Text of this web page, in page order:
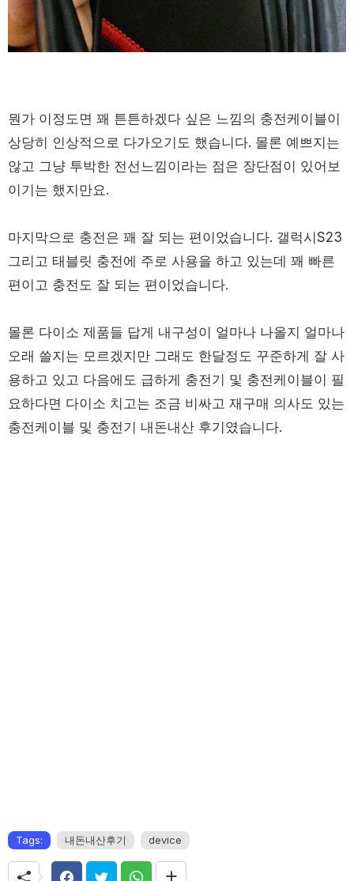
뭔가 이정도면 꽤 튼튼하겠다 싶은 느낌의 충전케이블이
상당히 인상적으로 다가오기도 했습니다. 몰론 예쁘지는
않고 그냥 투박한 전선느낌이라는 점은 장단점이 있어보
이기는 했지만요.
마지막으로 충전은 꽤 잘 되는 편이었습니다. 갤럭시S23
그리고 태블릿 충전에 주로 사용을 하고 있는데 꽤 빠른
편이고 충전도 잘 되는 편이었습니다.
몰론 다이소 제품들 답게 내구성이 얼마나 나올지 얼마나
오래 쓸지는 모르겠지만 그래도 한달정도 꾸준하게 잘 사
용하고 있고 다음에도 급하게 충전기 및 충전케이블이 필
요하다면 다이소 치고는 조금 비싸고 재구매 의사도 있는
충전케이블 및 충전기 내돈내산 후기였습니다.
Tags: 내돈내산후기 device